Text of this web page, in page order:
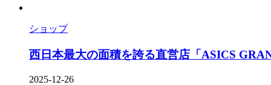
ショップ
西日本最大の面積を誇る直営店「ASICS
2025-12-26